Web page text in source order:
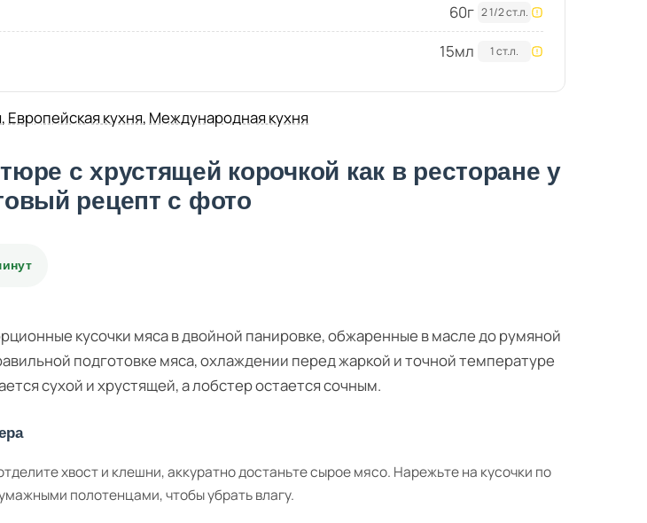
60г 2 1/2 ст.л.
15мл 1 ст.л.
, Европейская кухня, Международная кухня
с хрустящей корочкой как в ресторане у
рецепт с фото
кусочки мяса в двойной панировке, обжаренные в масле до румяной
подготовке мяса, охлаждении перед жаркой и точной температуре
сухой и хрустящей, а лобстер остается сочным.
хвост и клешни, аккуратно достаньте сырое мясо. Нарежьте на кусочки по
полотенцами, чтобы убрать влагу.